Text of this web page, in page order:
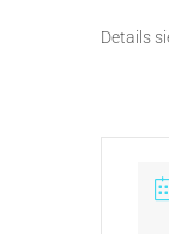
Details